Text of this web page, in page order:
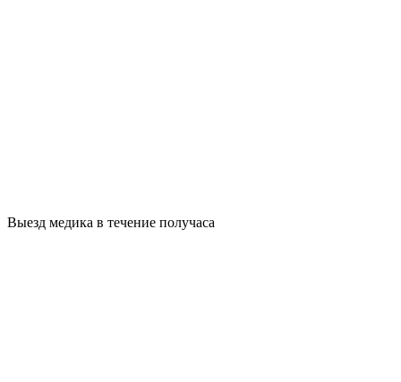
Выезд медика в течение получаса